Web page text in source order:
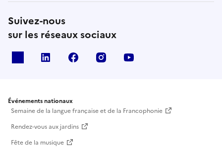
Suivez-nous
sur les réseaux sociaux
Linkedin Facebook Instagram
Événements nationaux
Semaine de la langue française et de la Francophonie
Rendez-vous aux jardins
Fête de la musique